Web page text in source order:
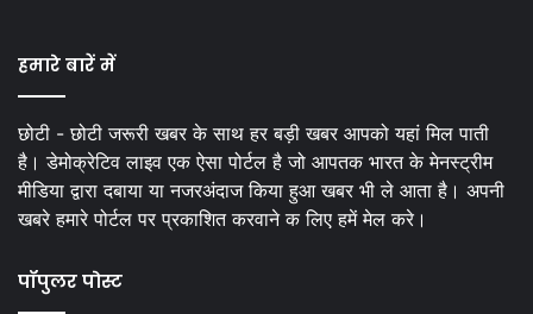
हमारे बारें में
छोटी - छोटी जरूरी खबर के साथ हर बड़ी खबर आपको यहां मिल पाती
है। डेमोक्रेटिव लाइव एक ऐसा पोर्टल है जो आपतक भारत के मेनस्ट्रीम
मीडिया द्वारा दबाया या नजरअंदाज किया हुआ खबर भी ले आता है। अपनी
खबरे हमारे पोर्टल पर प्रकाशित करवाने क लिए हमें मेल करे।
पॉपुलर पोस्ट